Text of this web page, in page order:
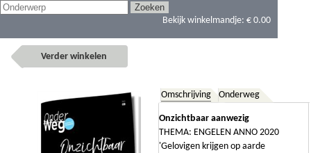
Bekijk winkelmandje: € 0.00
Verder winkelen
Omschrijving
Onzichtbaar aanwezig
THEMA: ENGELEN ANNO 2020
'Gelovigen krijgen op aarde
Onderweg